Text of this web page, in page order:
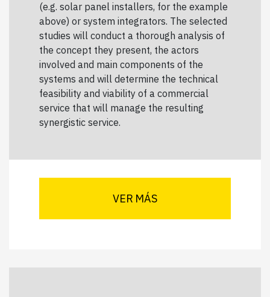
(e.g. solar panel installers, for the example
above) or system integrators. The selected
studies will conduct a thorough analysis of
the concept they present, the actors
involved and main components of the
systems and will determine the technical
feasibility and viability of a commercial
service that will manage the resulting
synergistic service.
VER MÁS